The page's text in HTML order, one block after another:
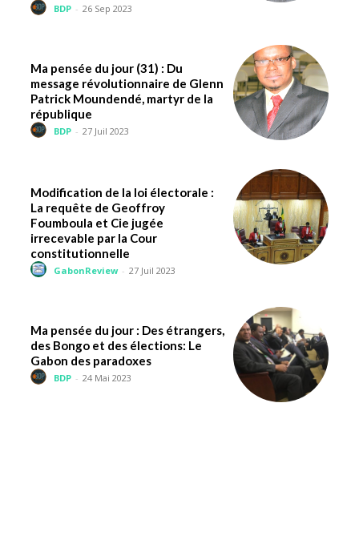
BDP - 26 Sep 2023
Ma pensée du jour (31) : Du
message révolutionnaire de Glenn
Patrick Moundendé, martyr de la
république
BDP - 27 Juil 2023
Modification de la loi électorale :
La requête de Geoffroy
Foumboula et Cie jugée
irrecevable par la Cour
constitutionnelle
GabonReview - 27 Juil 2023
Ma pensée du jour : Des étrangers,
des Bongo et des élections: Le
Gabon des paradoxes
BDP - 24 Mai 2023